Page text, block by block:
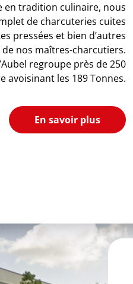
en tradition culinaire, nous
de charcuteries cuites
pressées et bien d’autres
nos maîtres-charcutiers.
regroupe près de 250
les 189 Tonnes.
En savoir plus